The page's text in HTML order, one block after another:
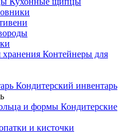
Контейнеры для
Кондитерский инвентарь
Кондитерские